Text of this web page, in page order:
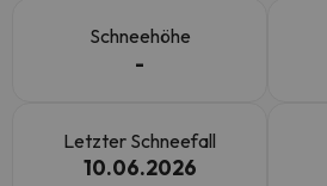
Schneehöhe
-
Letzter Schneefall
10.06.2026